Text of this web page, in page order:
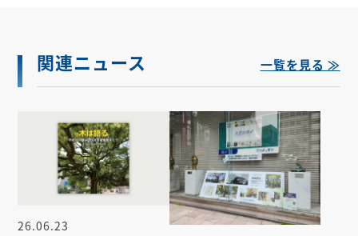
関連ニュース 一覧を見る ≫
26.06.23